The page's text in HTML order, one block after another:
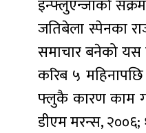
इन्फ्लुएन्जाको
जतिबेला स्पेनका
समाचार बनेको यस
करिब ५ महिनापछि
फ्लुकै कारण काम
डीएम मरन्स,